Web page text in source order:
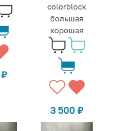
₽
colorblock
большая
хорошая
3 500₽